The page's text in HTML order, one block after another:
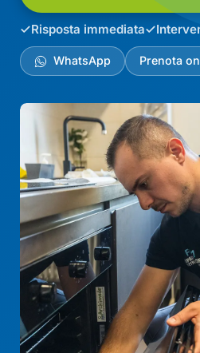
Risposta immediata
WhatsApp Prenota